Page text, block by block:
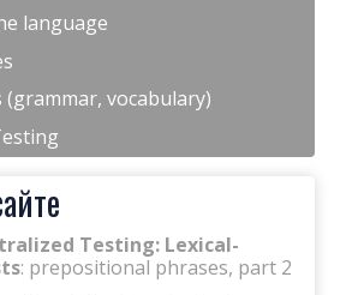
language
vocabulary)
Testing: Lexical-
: prepositional phrases, part 2